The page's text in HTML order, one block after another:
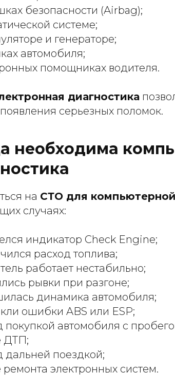
безопасности (Airbag);
системе;
и генераторе;
автомобиля;
помощниках водителя.
диагностика
серьезных поломок.
необходима
на СТО для
случаях:
индикатор Check Engine;
расход топлива;
работает нестабильно;
рывки при разгоне;
динамика автомобиля;
ошибки ABS или ESP;
покупкой автомобиля с
ДТП;
дальней поездкой;
ремонта электронных систем.